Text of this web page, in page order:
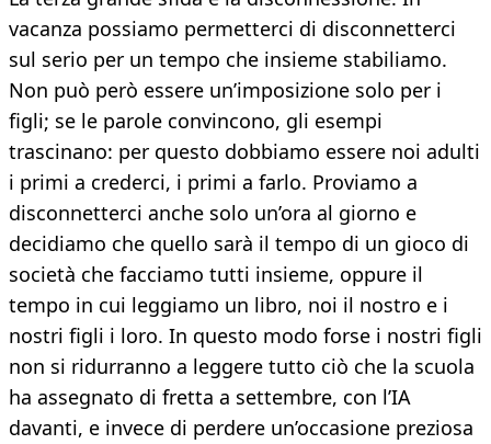
vacanza possiamo permetterci di disconnetterci
sul serio per un tempo che insieme stabiliamo.
Non può però essere un’imposizione solo per i
figli; se le parole convincono, gli esempi
trascinano: per questo dobbiamo essere noi adulti
i primi a crederci, i primi a farlo. Proviamo a
disconnetterci anche solo un’ora al giorno e
decidiamo che quello sarà il tempo di un gioco di
società che facciamo tutti insieme, oppure il
tempo in cui leggiamo un libro, noi il nostro e i
nostri figli i loro. In questo modo forse i nostri figli
non si ridurranno a leggere tutto ciò che la scuola
ha assegnato di fretta a settembre, con l’IA
davanti, e invece di perdere un’occasione preziosa